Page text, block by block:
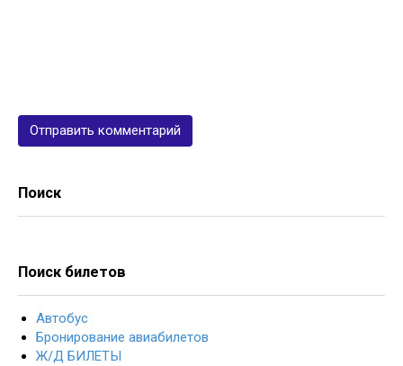
Поиск
Поиск билетов
Автобус
Бронирование авиабилетов
Ж/Д БИЛЕТЫ